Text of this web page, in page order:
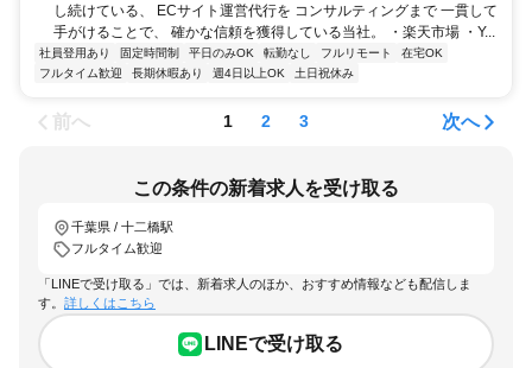
し続けている、 ECサイト運営代行を コンサルティングまで 一貫して
手がけることで、 確かな信頼を獲得している当社。 ・楽天市場 ・Y...
社員登用あり 固定時間制 平日のみOK 転勤なし フルリモート
在宅OK
フルタイム歓迎
長期休暇あり 週4日以上OK 土日祝休み
前へ 1 2 3 次へ
この条件の新着求人を受け取る
千葉県 / 十二橋駅
フルタイム歓迎
「LINEで受け取る」では、新着求人のほか、おすすめ情報なども配信しま
す。 詳しくはこちら
LINEで受け取る